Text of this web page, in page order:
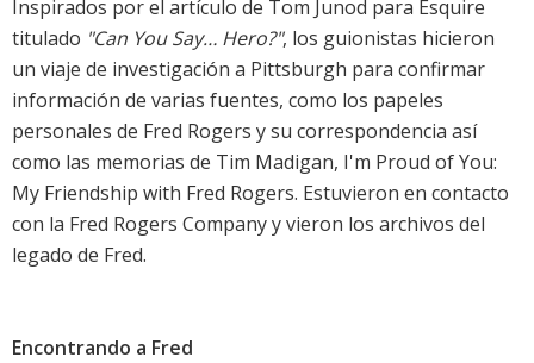
Inspirados por el artículo de Tom Junod para Esquire
titulado "Can You Say… Hero?", los guionistas hicieron
un viaje de investigación a Pittsburgh para confirmar
información de varias fuentes, como los papeles
personales de Fred Rogers y su correspondencia así
como las memorias de Tim Madigan, I'm Proud of You:
My Friendship with Fred Rogers. Estuvieron en contacto
con la Fred Rogers Company y vieron los archivos del
legado de Fred.
Encontrando a Fred